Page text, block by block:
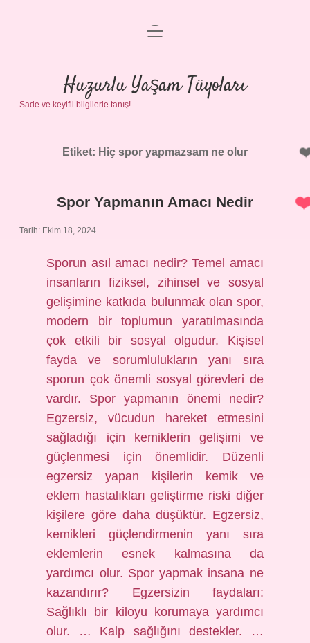
Anasayfa
Gizlilik Politikası
Yasal Uyarı
menüyü
Huzurlu Yaşam Tüyoları
Sade ve keyifli bilgilerle tanış!
Etiket: Hiç spor yapmazsam ne olur
Spor Yapmanın Amacı Nedir
Tarih: Ekim 18, 2024
Sporun asıl amacı nedir? Temel amacı
insanların fiziksel, zihinsel ve sosyal
gelişimine katkıda bulunmak olan spor,
modern bir toplumun yaratılmasında
çok etkili bir sosyal olgudur. Kişisel
fayda ve sorumlulukların yanı sıra
sporun çok önemli sosyal görevleri de
vardır. Spor yapmanın önemi nedir?
Egzersiz, vücudun hareket etmesini
sağladığı için kemiklerin gelişimi ve
güçlenmesi için önemlidir. Düzenli
egzersiz yapan kişilerin kemik ve
eklem hastalıkları geliştirme riski diğer
kişilere göre daha düşüktür. Egzersiz,
kemikleri güçlendirmenin yanı sıra
eklemlerin esnek kalmasına da
yardımcı olur. Spor yapmak insana ne
kazandırır? Egzersizin faydaları:
Sağlıklı bir kiloyu korumaya yardımcı
olur. … Kalp sağlığını destekler. …